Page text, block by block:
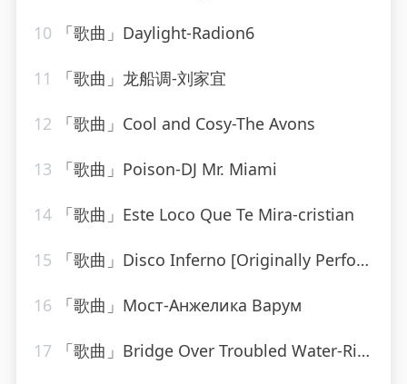
10 「歌曲」Daylight-Radion6
11 「歌曲」龙船调-刘家宜
12 「歌曲」Cool and Cosy-The Avons
13 「歌曲」Poison-DJ Mr. Miami
14 「歌曲」Este Loco Que Te Mira-cristian
15 「歌曲」Disco Inferno [Originally Performed By The Trammps]-Musosis
16 「歌曲」Мост-Анжелика Варум
17 「歌曲」Bridge Over Troubled Water-Ringtone Track Masters